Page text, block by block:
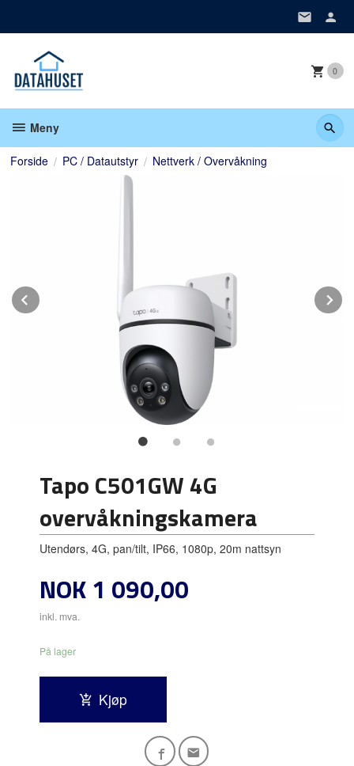
0
Meny
Forside PC / Datautstyr Nettverk / Overvåkning
Prev
Tapo C501GW 4G
overvåkningskamera
Utendørs, 4G, pan/tilt, IP66, 1080p, 20m nattsyn
Pris
NOK1 090,00
inkl. mva.
På lager
Kjøp